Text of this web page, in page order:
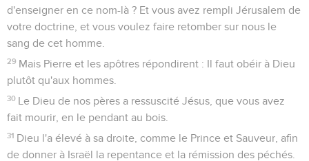
d'enseigner en ce nom-là ? Et vous avez rempli Jérusalem de
votre doctrine, et vous voulez faire retomber sur nous le
sang de cet homme.
29 Mais Pierre et les apôtres répondirent : Il faut obéir à Dieu
plutôt qu'aux hommes.
30 Le Dieu de nos pères a ressuscité Jésus, que vous avez
fait mourir, en le pendant au bois.
31 Dieu l'a élevé à sa droite, comme le Prince et Sauveur, afin
de donner à Israël la repentance et la rémission des péchés.